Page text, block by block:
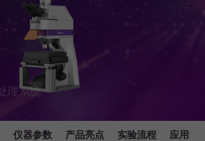
理系统
仪器参数 产品亮点 实验流程 应用场